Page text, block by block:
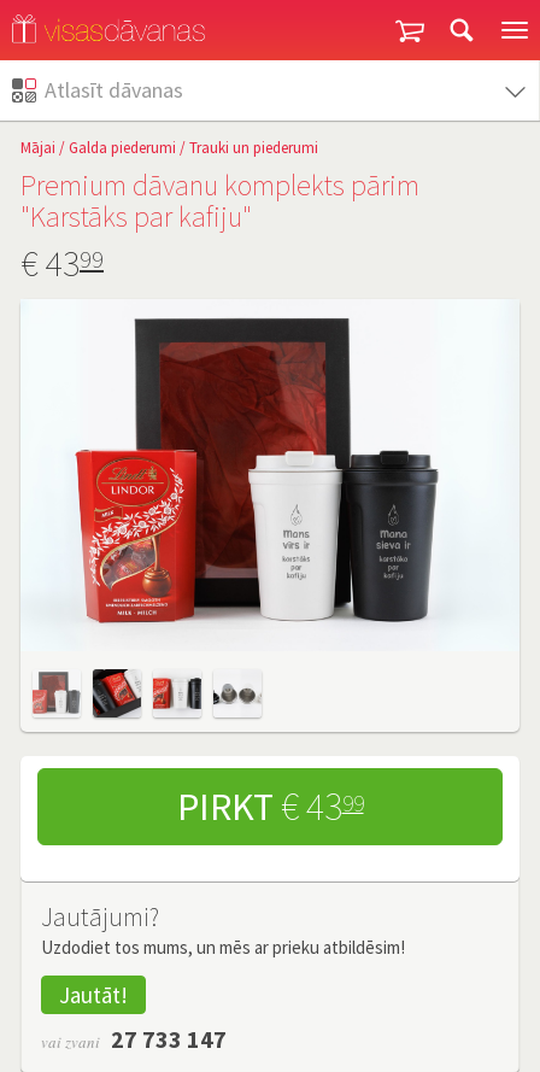
Atlasīt dāvanas
Mājai /Galda piederumi /Trauki un piederumi
Premium dāvanu komplekts pārim
"Karstāks par kafiju"
€4399
PIRKT € 4399
Jautājumi?
Uzdodiet tos mums, un mēs ar prieku atbildēsim!
Jautāt!
vai zvani 27 733 147